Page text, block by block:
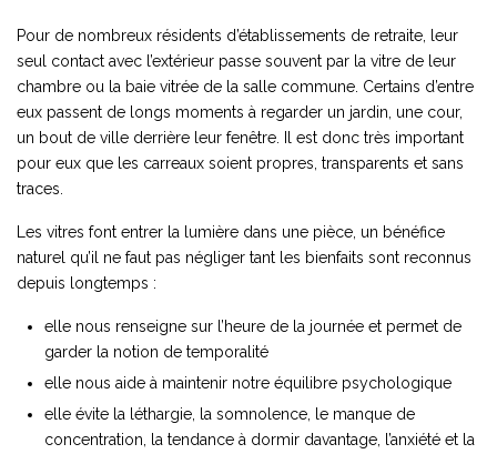
Pour de nombreux résidents d’établissements de retraite, leur
seul contact avec l’extérieur passe souvent par la vitre de leur
chambre ou la baie vitrée de la salle commune. Certains d’entre
eux passent de longs moments à regarder un jardin, une cour,
un bout de ville derrière leur fenêtre. Il est donc très important
pour eux que les carreaux soient propres, transparents et sans
traces.
Les vitres font entrer la lumière dans une pièce, un bénéfice
naturel qu’il ne faut pas négliger tant les bienfaits sont reconnus
depuis longtemps :
elle nous renseigne sur l’heure de la journée et permet de
garder la notion de temporalité
elle nous aide à maintenir notre équilibre psychologique
elle évite la léthargie, la somnolence, le manque de
concentration, la tendance à dormir davantage, l’anxiété et la